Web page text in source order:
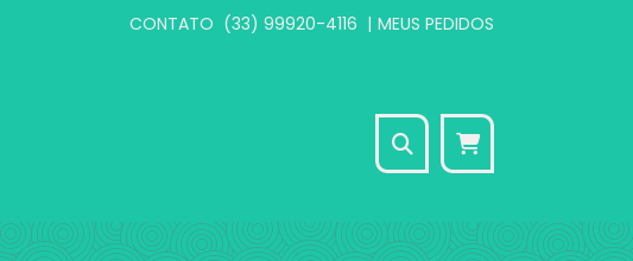
CONTATO (33) 99920-4116 | MEUS PEDIDOS
vazio